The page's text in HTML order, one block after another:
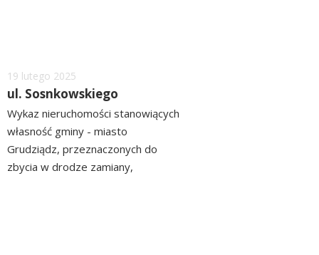
Dodano
19 lutego 2025
ul. Sosnkowskiego
Wykaz nieruchomości stanowiących
własność gminy - miasto
Grudziądz, przeznaczonych do
zbycia w drodze zamiany,